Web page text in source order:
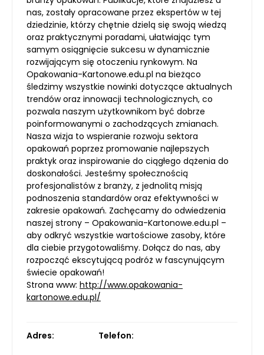
nas, zostały opracowane przez ekspertów w tej
dziedzinie, którzy chętnie dzielą się swoją wiedzą
oraz praktycznymi poradami, ułatwiając tym
samym osiągnięcie sukcesu w dynamicznie
rozwijającym się otoczeniu rynkowym. Na
Opakowania-Kartonowe.edu.pl na bieżąco
śledzimy wszystkie nowinki dotyczące aktualnych
trendów oraz innowacji technologicznych, co
pozwala naszym użytkownikom być dobrze
poinformowanymi o zachodzących zmianach.
Nasza wizja to wspieranie rozwoju sektora
opakowań poprzez promowanie najlepszych
praktyk oraz inspirowanie do ciągłego dążenia do
doskonałości. Jesteśmy społecznością
profesjonalistów z branży, z jednolitą misją
podnoszenia standardów oraz efektywności w
zakresie opakowań. Zachęcamy do odwiedzenia
naszej strony – Opakowania-Kartonowe.edu.pl –
aby odkryć wszystkie wartościowe zasoby, które
dla ciebie przygotowaliśmy. Dołącz do nas, aby
rozpocząć ekscytującą podróż w fascynującym
świecie opakowań!
Strona www: http://www.opakowania-
kartonowe.edu.pl/
Adres: Telefon: